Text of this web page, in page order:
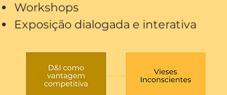
Workshops
Exposição dialogada e interativa